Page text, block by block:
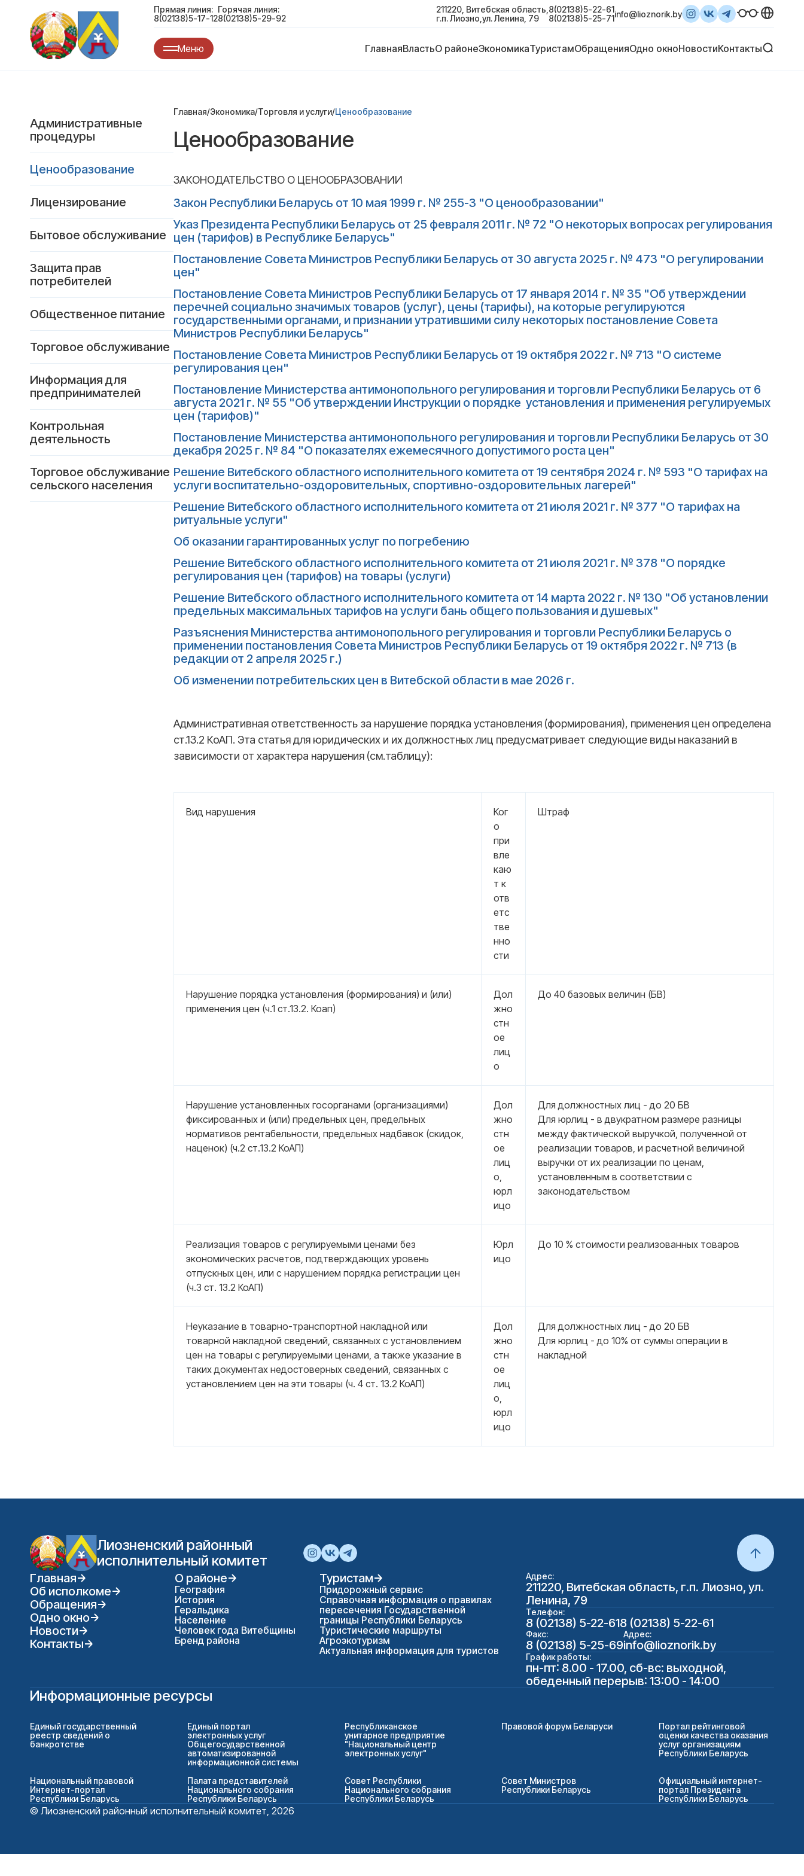
Прямая линия:
8(02138)5-17-12
Горячая линия:
8(02138)5-29-92
211220, Витебская область,
г.п. Лиозно,ул. Ленина, 79
8(02138)5-22-61
8(02138)5-25-71info@lioznorik.by
Меню ГлавнаяВластьО районеЭкономикаТуристамОбращенияОдно окноНовостиКонтакты
Административные
процедуры
Ценообразование
Лицензирование
Бытовое обслуживание
Защита прав
потребителей
Общественное питание
Торговое обслуживание
Информация для
предпринимателей
Контрольная
деятельность
Торговое обслуживание
сельского населения
Главная/Экономика/Торговля и услуги/Ценообразование
Ценообразование
ЗАКОНОДАТЕЛЬСТВО О ЦЕНООБРАЗОВАНИИ
Закон Республики Беларусь от 10 мая 1999 г. № 255-З "О ценообразовании"
Указ Президента Республики Беларусь от 25 февраля 2011 г. № 72 "О некоторых вопросах регулирования
цен (тарифов) в Республике Беларусь"
Постановление Совета Министров Республики Беларусь от 30 августа 2025 г. № 473 "О регулировании
цен"
Постановление Совета Министров Республики Беларусь от 17 января 2014 г. № 35 "Об утверждении
перечней социально значимых товаров (услуг), цены (тарифы), на которые регулируются
государственными органами, и признании утратившими силу некоторых постановление Совета
Министров Республики Беларусь"
Постановление Совета Министров Республики Беларусь от 19 октября 2022 г. № 713 "О системе
регулирования цен"
Постановление Министерства антимонопольного регулирования и торговли Республики Беларусь от 6
августа 2021 г. № 55 "Об утверждении Инструкции о порядке установления и применения регулируемых
цен (тарифов)"
Постановление Министерства антимонопольного регулирования и торговли Республики Беларусь от 30
декабря 2025 г. № 84 "О показателях ежемесячного допустимого роста цен"
Решение Витебского областного исполнительного комитета от 19 сентября 2024 г. № 593 "О тарифах на
услуги воспитательно-оздоровительных, спортивно-оздоровительных лагерей"
Решение Витебского областного исполнительного комитета от 21 июля 2021 г. № 377 "О тарифах на
ритуальные услуги"
Об оказании гарантированных услуг по погребению
Решение Витебского областного исполнительного комитета от 21 июля 2021 г. № 378 "О порядке
регулирования цен (тарифов) на товары (услуги)
Решение Витебского областного исполнительного комитета от 14 марта 2022 г. № 130 "Об установлении
предельных максимальных тарифов на услуги бань общего пользования и душевых"
Разъяснения Министерства антимонопольного регулирования и торговли Республики Беларусь о
применении постановления Совета Министров Республики Беларусь от 19 октября 2022 г. № 713 (в
редакции от 2 апреля 2025 г.)
Об изменении потребительских цен в Витебской области в мае 2026 г.
Административная ответственность за нарушение порядка установления (формирования), применения цен определена
ст.13.2 КоАП. Эта статья для юридических и их должностных лиц предусматривает следующие виды наказаний в
зависимости от характера нарушения (см.таблицу):
Вид нарушения
Ког
о
при
вле
каю
т к
отв
етс
тве
нно
сти
Штраф
Нарушение порядка установления (формирования) и (или)
применения цен (ч.1 ст.13.2. Коап)
Дол
жно
стн
ое
лиц
о
До 40 базовых величин (БВ)
Нарушение установленных госорганами (организациями)
фиксированных и (или) предельных цен, предельных
нормативов рентабельности, предельных надбавок (скидок,
наценок) (ч.2 ст.13.2 КоАП)
Дол
жно
стн
ое
лиц
о,
юрл
ицо
Для должностных лиц - до 20 БВ
Для юрлиц - в двукратном размере разницы
между фактической выручкой, полученной от
реализации товаров, и расчетной величиной
выручки от их реализации по ценам,
установленным в соответствии с
законодательством
Реализация товаров с регулируемыми ценами без
экономических расчетов, подтверждающих уровень
отпускных цен, или с нарушением порядка регистрации цен
(ч.3 ст. 13.2 КоАП)
Юрл
ицо
До 10 % стоимости реализованных товаров
Неуказание в товарно-транспортной накладной или
товарной накладной сведений, связанных с установлением
цен на товары с регулируемыми ценами, а также указание в
таких документах недостоверных сведений, связанных с
установлением цен на эти товары (ч. 4 ст. 13.2 КоАП)
Дол
жно
стн
ое
лиц
о,
юрл
ицо
Для должностных лиц - до 20 БВ
Для юрлиц - до 10% от суммы операции в
накладной
Лиозненский районный
исполнительный комитет
Главная
Об исполкоме
Обращения
Одно окно
Новости
Контакты
О районе
География
История
Геральдика
Население
Человек года Витебщины
Бренд района
Туристам
Придорожный сервис
Справочная информация о правилах
пересечения Государственной
границы Республики Беларусь
Туристические маршруты
Агроэкотуризм
Актуальная информация для туристов
Адрес:
211220, Витебская область, г.п. Лиозно, ул.
Ленина, 79
Телефон:
8 (02138) 5-22-618 (02138) 5-22-61
Факс:
8 (02138) 5-25-69
Адрес:
info@lioznorik.by
График работы:
пн-пт: 8.00 - 17.00, сб-вс: выходной,
обеденный перерыв: 13:00 - 14:00
Информационные ресурсы
Единый государственный
реестр сведений о
банкротстве
Единый портал
электронных услуг
Общегосударственной
автоматизированной
информационной системы
Республиканское
унитарное предприятие
"Национальный центр
электронных услуг"
Правовой форум Беларуси
Портал рейтинговой
оценки качества оказания
услуг организациям
Республики Беларусь
Национальный правовой
Интернет-портал
Республики Беларусь
Палата представителей
Национального собрания
Республики Беларусь
Совет Республики
Национального собрания
Республики Беларусь
Совет Министров
Республики Беларусь
Официальный интернет-
портал Президента
Республики Беларусь
© Лиозненский районный исполнительный комитет, 2026